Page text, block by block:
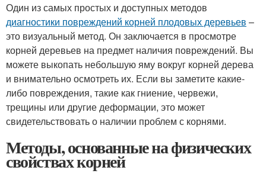
Один из самых простых и доступных методов
диагностики повреждений корней плодовых деревьев –
это визуальный метод. Он заключается в просмотре
корней деревьев на предмет наличия повреждений. Вы
можете выкопать небольшую яму вокруг корней дерева
и внимательно осмотреть их. Если вы заметите какие-
либо повреждения, такие как гниение, червежи,
трещины или другие деформации, это может
свидетельствовать о наличии проблем с корнями.
Методы, основанные на физических
свойствах корней